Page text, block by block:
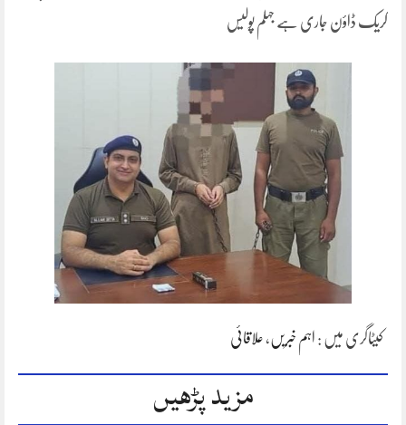
کریک ڈاؤن جاری ہے جہلم پولیس
کیٹاگری میں : اہم خبریں ، علاقائی
مزید پڑھیں